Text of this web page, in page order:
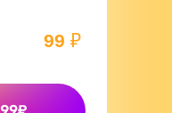
99 ₽